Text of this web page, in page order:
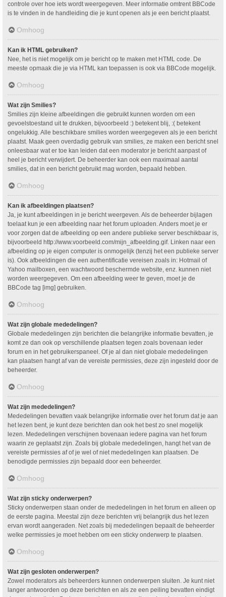
controle over hoe iets wordt weergegeven. Meer informatie omtrent BBCode
is te vinden in de handleiding die je kunt openen als je een bericht plaatst.
Omhoog
Kan ik HTML gebruiken?
Nee, het is niet mogelijk om je bericht op te maken met HTML code. De
meeste opmaak die je via HTML kan toepassen is ook via BBCode mogelijk.
Omhoog
Wat zijn Smilies?
Smilies zijn kleine afbeeldingen die gebruikt kunnen worden om een
gevoelstoestand uit te drukken, bijvoorbeeld :) betekent blij, :( betekent
ongelukkig. Alle beschikbare smilies worden weergegeven als je een bericht
plaatst. Maak geen overdadig gebruik van smilies, ze maken een bericht snel
onleesbaar wat er toe kan leiden dat een moderator je bericht aanpast of
heel je bericht verwijdert. De beheerder kan ook een maximaal aantal
smilies, dat in een bericht gebruikt mag worden, bepaald hebben.
Omhoog
Kan ik afbeeldingen plaatsen?
Ja, je kunt afbeeldingen in je bericht weergeven. Als de beheerder bijlagen
toelaat kun je een afbeelding naar het forum uploaden. Anders moet je er
voor zorgen dat de afbeelding op een andere publieke server beschikbaar is,
bijvoorbeeld http://www.voorbeeld.com/mijn_afbeelding.gif. Linken naar een
afbeelding op je eigen computer is onmogelijk (tenzij het een publieke server
is). Ook afbeeldingen die een authentificatie vereisen zoals in: Hotmail of
Yahoo mailboxen, een wachtwoord beschermde website, enz. kunnen niet
worden weergegeven. Om een afbeelding weer te geven, moet je de
BBCode tag [img] gebruiken.
Omhoog
Wat zijn globale mededelingen?
Globale mededelingen zijn berichten die belangrijke informatie bevatten, je
komt ze dan ook op verschillende plaatsen tegen zoals bovenaan ieder
forum en in het gebruikerspaneel. Of je al dan niet globale mededelingen
kan plaatsen hangt af van de vereiste permissies, deze zijn ingesteld door de
beheerder.
Omhoog
Wat zijn mededelingen?
Mededelingen bevatten vaak belangrijke informatie over het forum dat je aan
het lezen bent, je kunt deze berichten dan ook het best zo snel mogelijk
lezen. Mededelingen verschijnen bovenaan iedere pagina van het forum
waarin ze geplaatst zijn. Zoals bij globale mededelingen, hangt het van de
vereiste permissies af of je wel of niet mededelingen kan plaatsen. De
benodigde permissies zijn bepaald door een beheerder.
Omhoog
Wat zijn sticky onderwerpen?
Sticky onderwerpen staan onder de mededelingen in het forum en alleen op
de eerste pagina. Meestal zijn deze berichten vrij belangrijk dus het lezen
ervan wordt aangeraden. Net zoals bij mededelingen bepaalt de beheerder
welke permissies je moet hebben om een sticky onderwerp te plaatsen.
Omhoog
Wat zijn gesloten onderwerpen?
Zowel moderators als beheerders kunnen onderwerpen sluiten. Je kunt niet
langer antwoorden op deze berichten en als ze een peiling bevatten eindigt